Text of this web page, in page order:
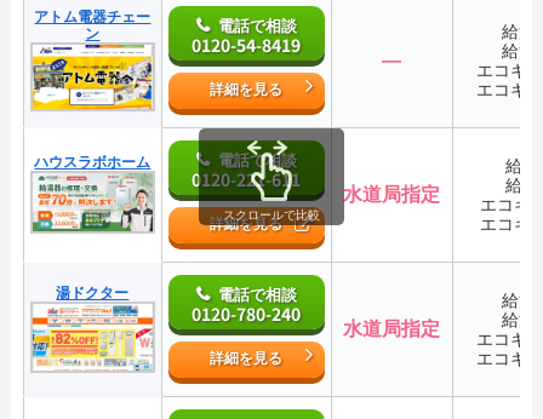
アトム電器チェー
ン
電話で相談
0120-54-8419
詳細を見る
―
給湯
給湯
エコキ
エコキ
ハウスラボホーム 電話で相談
0120-221-611
詳細を見る
水道局指定
給
給
エコキ
エコキ
湯ドクター 電話で相談
0120-780-240
詳細を見る
水道局指定
給湯
給湯
エコキ
エコキ
スクロールで比較